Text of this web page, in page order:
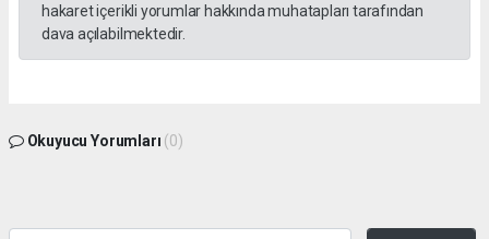
hakaret içerikli yorumlar hakkında muhatapları tarafından
dava açılabilmektedir.
Okuyucu Yorumları (0)